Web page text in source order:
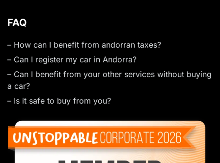
FAQ
– How can I benefit from andorran taxes?
– Can I register my car in Andorra?
– Can I benefit from your other services without buying
a car?
– Is it safe to buy from you?